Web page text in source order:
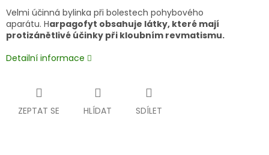
Velmi účinná bylinka při bolestech pohybového
aparátu. Harpagofyt obsahuje látky, které mají
protizánětlivé účinky při kloubním revmatismu.
Detailní informace
ZEPTAT SE HLÍDAT SDÍLET